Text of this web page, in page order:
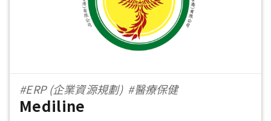
#ERP (企業資源規劃) #醫療保健
Mediline